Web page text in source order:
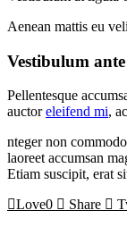
Aenean mattis eu
Vestibulum
Pellentesque
auctoreleifend mi,
nteger non
laoreet accumsan
Etiam suscipit, erat
Love0 Share